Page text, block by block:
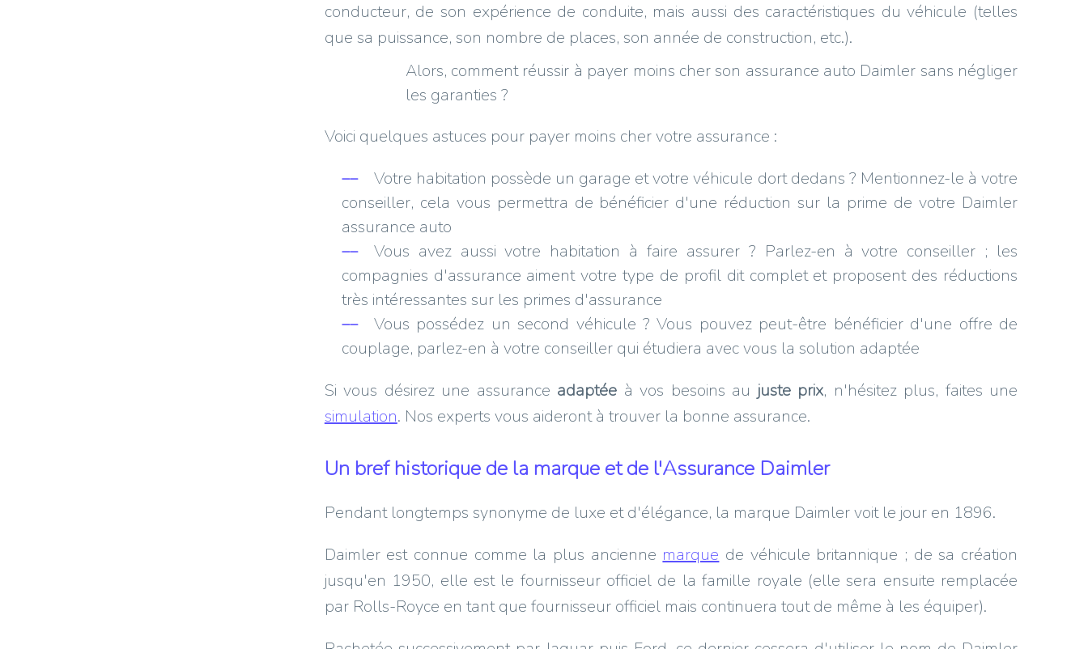
conducteur, de son expérience de conduite, mais aussi des caractéristiques du véhicule (telles
que sa puissance, son nombre de places, son année de construction, etc.).
Alors, comment réussir à payer moins cher son assurance auto Daimler sans négliger
les garanties ?
Voici quelques astuces pour payer moins cher votre assurance :
Votre habitation possède un garage et votre véhicule dort dedans ? Mentionnez-le à votre
conseiller, cela vous permettra de bénéficier d'une réduction sur la prime de votre Daimler
assurance auto
Vous avez aussi votre habitation à faire assurer ? Parlez-en à votre conseiller ; les
compagnies d'assurance aiment votre type de profil dit complet et proposent des réductions
très intéressantes sur les primes d'assurance
Vous possédez un second véhicule ? Vous pouvez peut-être bénéficier d'une offre de
couplage, parlez-en à votre conseiller qui étudiera avec vous la solution adaptée
Si vous désirez une assurance adaptée à vos besoins au juste prix, n'hésitez plus, faites une
simulation. Nos experts vous aideront à trouver la bonne assurance.
Un bref historique de la marque et de l'Assurance Daimler
Pendant longtemps synonyme de luxe et d'élégance, la marque Daimler voit le jour en 1896.
Daimler est connue comme la plus ancienne marque de véhicule britannique ; de sa création
jusqu'en 1950, elle est le fournisseur officiel de la famille royale (elle sera ensuite remplacée
par Rolls-Royce en tant que fournisseur officiel mais continuera tout de même à les équiper).